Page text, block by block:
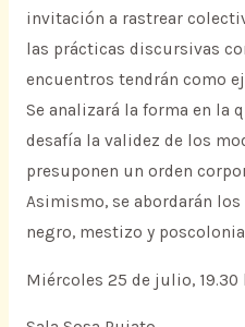
invitación a rastrear
las prácticas discursivas
encuentros tendrán como
Se analizará la forma en la
desafía la validez de los
presuponen un orden
Asimismo, se abordarán
negro, mestizo y
Miércoles 25 de julio, 19.30